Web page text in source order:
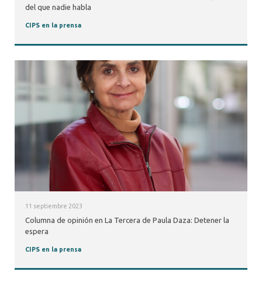
del que nadie habla
CIPS en la prensa
11 septiembre 2023
Columna de opinión en La Tercera de Paula Daza: Detener la
espera
CIPS en la prensa